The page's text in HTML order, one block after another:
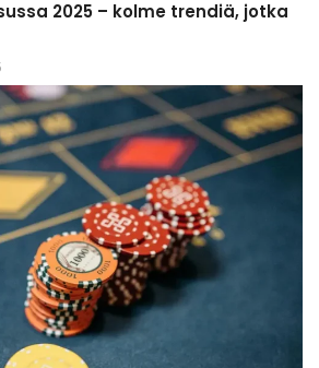
2025 – kolme trendiä, jotka